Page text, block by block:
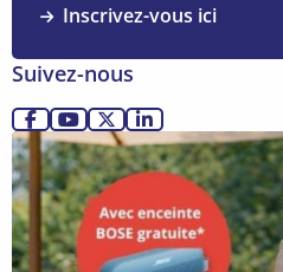
plus
:
mieux
évaluer
devient
un
vrai
levier
RH
Inscrivez-vous ici
Suivez-nous
Allez
sur
Facebook
Allez
sur
YouTube
Allez
sur
X
Allez
sur
LinkedIn
Lire
la
suite